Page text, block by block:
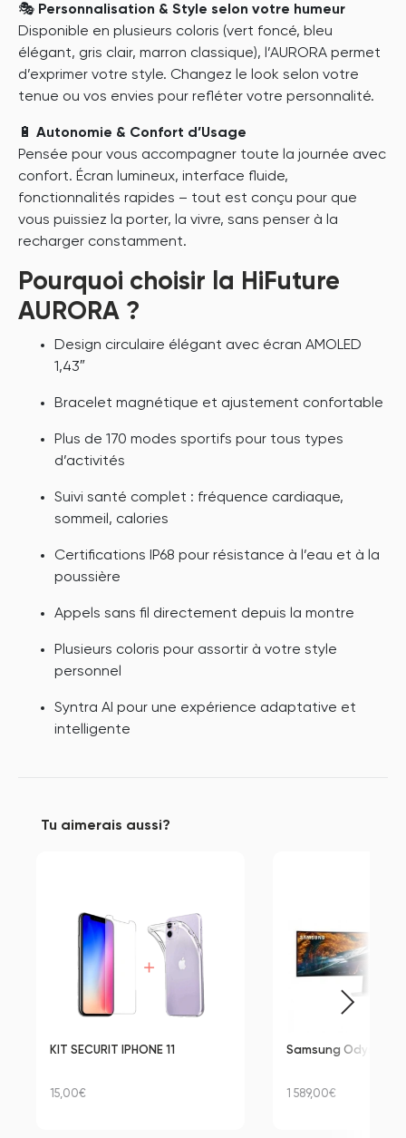
🎭 Personnalisation & Style selon votre humeur
Disponible en plusieurs coloris (vert foncé, bleu
élégant, gris clair, marron classique), l’AURORA permet
d’exprimer votre style. Changez le look selon votre
tenue ou vos envies pour refléter votre personnalité.
🔋 Autonomie & Confort d’Usage
Pensée pour vous accompagner toute la journée avec
confort. Écran lumineux, interface fluide,
fonctionnalités rapides – tout est conçu pour que
vous puissiez la porter, la vivre, sans penser à la
recharger constamment.
Pourquoi choisir la HiFuture
AURORA ?
Design circulaire élégant avec écran AMOLED
1,43″
Bracelet magnétique et ajustement confortable
Plus de 170 modes sportifs pour tous types
d’activités
Suivi santé complet : fréquence cardiaque,
sommeil, calories
Certifications IP68 pour résistance à l’eau et à la
poussière
Appels sans fil directement depuis la montre
Plusieurs coloris pour assortir à votre style
personnel
Syntra AI pour une expérience adaptative et
intelligente
Tu aimerais aussi?
KIT SECURIT IPHONE 11
15,00€
Samsung Odyssey
1 589,00€